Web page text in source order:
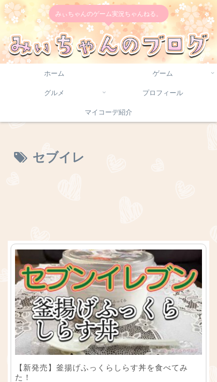
みぃちゃんのゲーム実況ちゃんねる。
ホーム ゲーム
グルメ プロフィール
マイコーデ紹介
セブイレ
【新発売】釜揚げふっくらしらす丼を食べてみ
た！